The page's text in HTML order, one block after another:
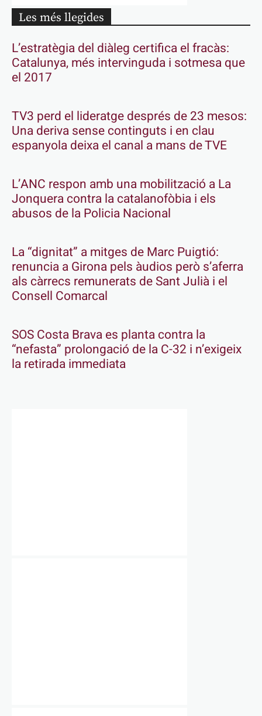
Les més llegides
L’estratègia del diàleg certifica el fracàs:
Catalunya, més intervinguda i sotmesa que
el 2017
TV3 perd el lideratge després de 23 mesos:
Una deriva sense continguts i en clau
espanyola deixa el canal a mans de TVE
L’ANC respon amb una mobilització a La
Jonquera contra la catalanofòbia i els
abusos de la Policia Nacional
La “dignitat” a mitges de Marc Puigtió:
renuncia a Girona pels àudios però s’aferra
als càrrecs remunerats de Sant Julià i el
Consell Comarcal
SOS Costa Brava es planta contra la
“nefasta” prolongació de la C-32 i n’exigeix
la retirada immediata